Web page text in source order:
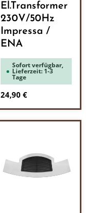
El.Transformer
230V/50Hz
Impressa /
ENA
Sofort verfügbar,
Lieferzeit: 1-3
Tage
Regulärer Preis:
24,90 €